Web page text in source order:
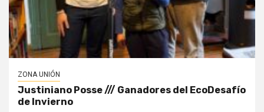
ZONA UNIÓN
Justiniano Posse /// Ganadores del EcoDesafío
de Invierno